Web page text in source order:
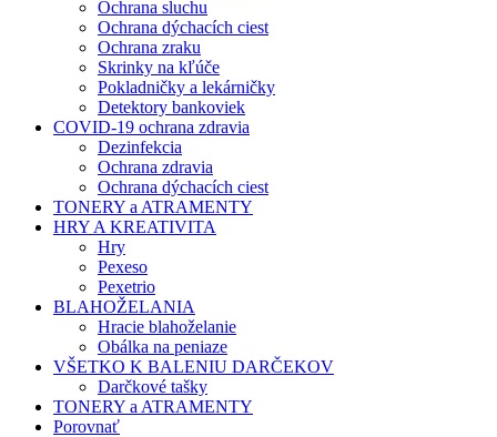
Ochrana sluchu
Ochrana dýchacích ciest
Ochrana zraku
Skrinky na kľúče
Pokladničky a lekárničky
Detektory bankoviek
COVID-19 ochrana zdravia
Dezinfekcia
Ochrana zdravia
Ochrana dýchacích ciest
TONERY a ATRAMENTY
HRY A KREATIVITA
Hry
Pexeso
Pexetrio
BLAHOŽELANIA
Hracie blahoželanie
Obálka na peniaze
VŠETKO K BALENIU DARČEKOV
Darčkové tašky
TONERY a ATRAMENTY
Porovnať